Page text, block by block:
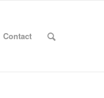
Contact